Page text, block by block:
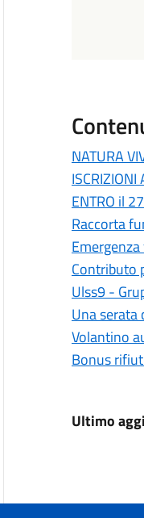
NATURA
ENTRO il
Raccorta
Contributo
Ulss9 -
Una
Volantino
Bonus
Ultimo